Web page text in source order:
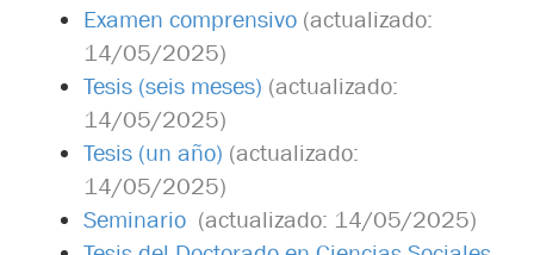
Examen comprensivo (actualizado:
14/05/2025)
Tesis (seis meses) (actualizado:
14/05/2025)
Tesis (un año) (actualizado:
14/05/2025)
Seminario (actualizado: 14/05/2025)